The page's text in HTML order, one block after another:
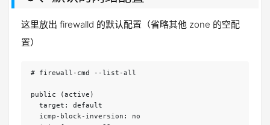
这里放出 firewalld 的默认配置（省略其他 zone 的空配
置）
# firewall-cmd --list-all
public (active)
target: default